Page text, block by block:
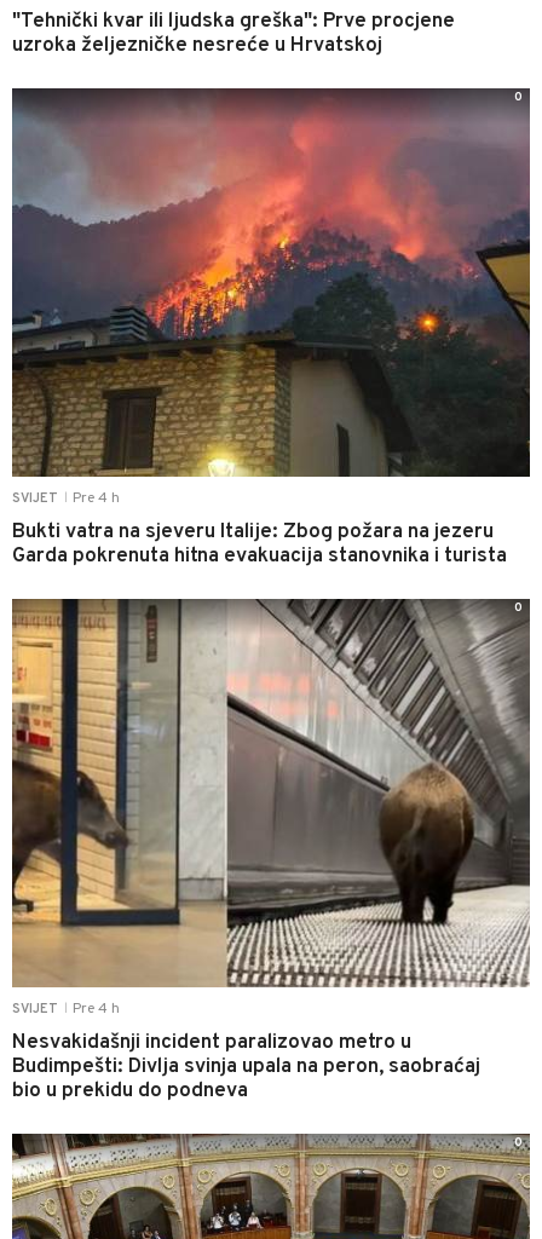
"Tehnički kvar ili ljudska greška": Prve procjene
uzroka željezničke nesreće u Hrvatskoj
SVIJET Pre 4 h
Bukti vatra na sjeveru Italije: Zbog požara na jezeru
Garda pokrenuta hitna evakuacija stanovnika i turista
0
SVIJET Pre 4 h
Nesvakidašnji incident paralizovao metro u
Budimpešti: Divlja svinja upala na peron, saobraćaj
bio u prekidu do podneva
0
0